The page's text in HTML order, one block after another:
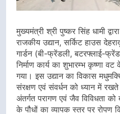
मुख्यमंत्री श्री पुष्कर सिंह धामी
राजकीय उद्यान, सर्किट हाउस
गार्डन (बी-फ्रेंडली, बटरफ्लाई-
निर्माण कार्य का शुभारम्भ कृष्णा
गया। इस उद्यान का विकास
संरक्षण एवं संवर्धन को ध्यान में
अंतर्गत परागण एवं जैव विविधता को
के पौधों का व्यापक स्तर पर रोपण